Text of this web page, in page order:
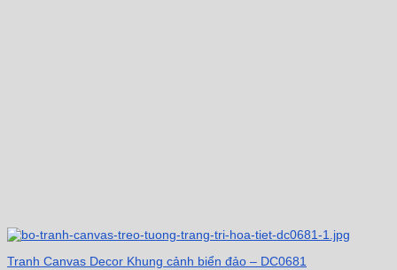
Tranh Canvas Decor Khung cảnh biển đảo – DC0681